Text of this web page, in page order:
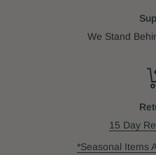
We Stand
15 Day
*Seasonal Items